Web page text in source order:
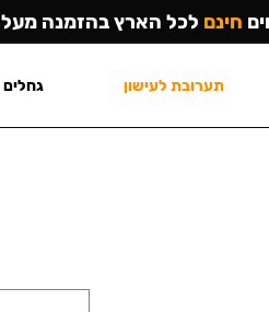
חינם לכל הארץ בהזמנה מעל ₪449
תערובת לעישון גחלים